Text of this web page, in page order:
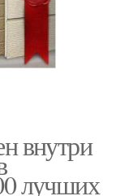
внутри
лучших